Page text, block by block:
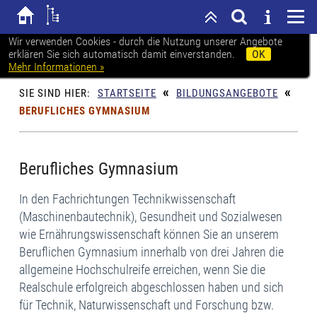
Karl-Heine-Schule Leipzig
SIE SIND HIER: STARTSEITE « BILDUNGSANGEBOTE «
BERUFLICHES GYMNASIUM
Berufliches Gymnasium
In den Fachrichtungen Technikwissenschaft
(Maschinenbautechnik), Gesundheit und Sozialwesen
wie Ernährungswissenschaft können Sie an unserem
Beruflichen Gymnasium innerhalb von drei Jahren die
allgemeine Hochschulreife erreichen, wenn Sie die
Realschule erfolgreich abgeschlossen haben und sich
für Technik, Naturwissenschaft und Forschung bzw.
Wir verwenden Cookies - durch die Nutzung unserer Angebote
erklären Sie sich automatisch damit einverstanden.
OK
Mehr Informationen »